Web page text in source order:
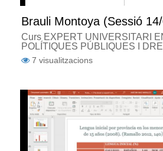
Brauli Montoya (Sessió
Curs EXPERT UNIVERSITARI
POLÍTIQUES PÚBLIQUES I
7 visualitzacions